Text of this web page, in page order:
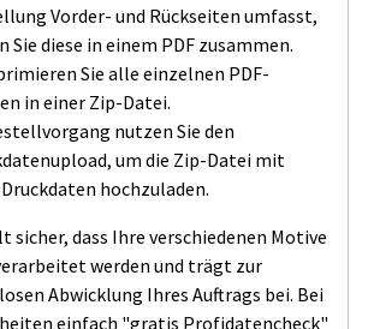
Vorder- und Rückseiten umfasst,
Sie diese in einem PDF zusammen.
Sie alle einzelnen PDF-
in einer Zip-Datei.
nutzen Sie den
um die Zip-Datei mit
hochzuladen.
sicher, dass Ihre verschiedenen Motive
werden und trägt zur
Abwicklung Ihres Auftrags bei. Bei
einfach "gratis Profidatencheck"